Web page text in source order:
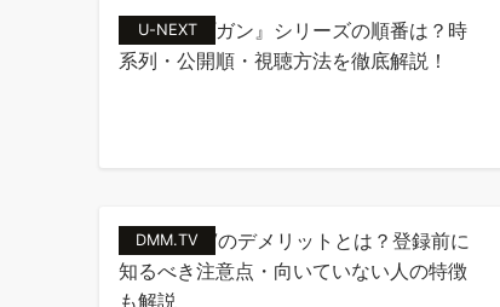
U-NEXT
DMM.TV